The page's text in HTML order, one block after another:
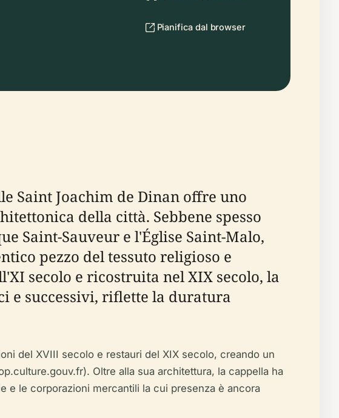
Pianifica dal browser
Saint Joachim de Dinan offre uno
della città. Sebbene spesso
Saint-Sauveur e l'Église Saint-Malo,
pezzo del tessuto religioso e
secolo e ricostruita nel XIX secolo, la
e successivi, riflette la duratura
del XVIII secolo e restauri del XIX secolo, creando un
Oltre alla sua architettura, la cappella ha
e le corporazioni mercantili la cui presenza è ancora